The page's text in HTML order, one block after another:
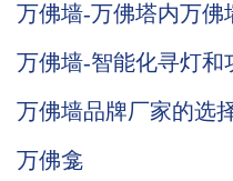
万佛墙-万佛塔内万佛
万佛墙-智能化寻灯和
万佛墙品牌厂家的选
万佛龛